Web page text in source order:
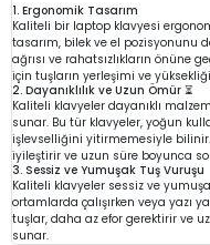
1. Ergonomik Tasarım
Kaliteli bir laptop klavyesi
tasarım, bilek ve el pozisyonunu
ağrısı ve rahatsızlıkların önüne
için tuşların yerleşimi ve
2. Dayanıklılık ve Uzun Ömür ⏳
Kaliteli klavyeler dayanıklı
sunar. Bu tür klavyeler, yoğun
işlevselliğini yitirmemesiyle
iyileştirir ve uzun süre boyunca
3. Sessiz ve Yumuşak Tuş Vuruşu
Kaliteli klavyeler sessiz ve
ortamlarda çalışırken veya yazı
tuşlar, daha az efor gerektirir ve
sunar.